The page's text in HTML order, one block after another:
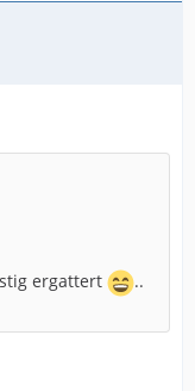
ergattert
..